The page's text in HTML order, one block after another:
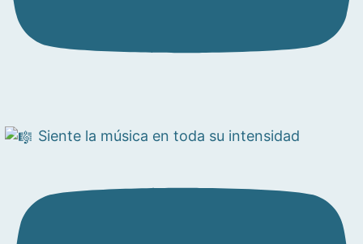
Siente la música en toda su intensidad